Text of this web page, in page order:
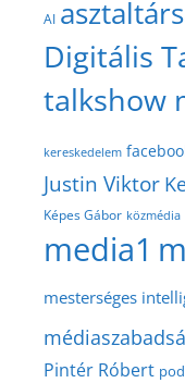
AI
Digitális
talkshow
kereskedelem
Justin Viktor
Képes Gábor közmédia
media1
mesterséges
Pintér Róbert